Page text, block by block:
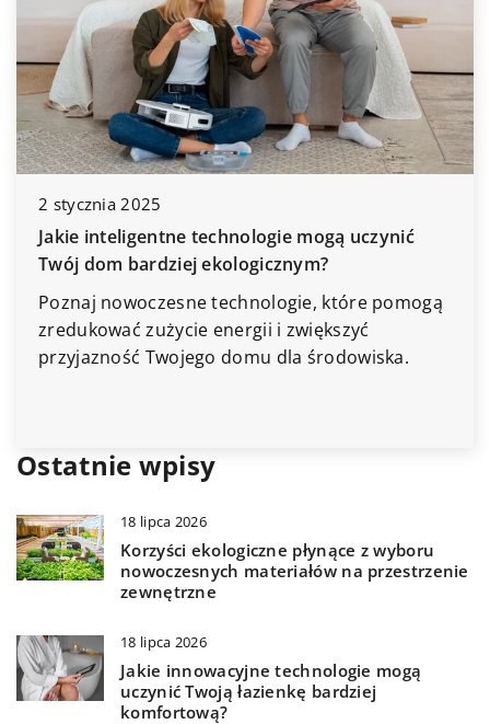
2025
inteligentne technologie mogą uczynić
dom bardziej ekologicznym?
nowoczesne technologie, które pomogą
zużycie energii i zwiększyć
Twojego domu dla środowiska.
Odkryj
Ostatnie wpisy
18 lipca 2026
Korzyści ekologiczne płynące z wyboru
nowoczesnych materiałów na przestrzenie
zewnętrzne
18 lipca 2026
Jakie innowacyjne technologie mogą
uczynić Twoją łazienkę bardziej
komfortową?